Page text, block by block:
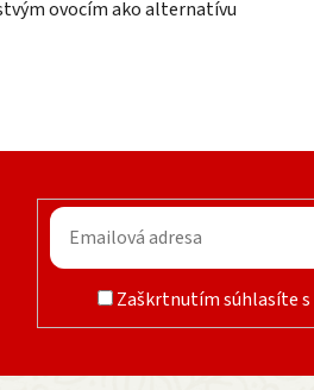
ovocím ako alternatívu
Zaškrtnutím súhlasíte s